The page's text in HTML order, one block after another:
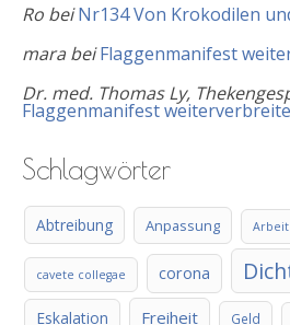
Ro beiNr134 Von Krokodilen
mara beiFlaggenmanifest
Dr. med. Thomas Ly,
Flaggenmanifest
Schlagwörter
Abtreibung Anpassung Arbeit
cavete collegae corona
Eskalation Freiheit Geld